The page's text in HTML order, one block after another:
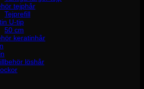
tejphår
Tejprefill
U-tip
50 cm
keratinhår
löshår